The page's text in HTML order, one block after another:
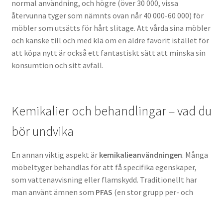
normal användning, och högre (över 30 000, vissa
återvunna tyger som nämnts ovan når 40 000-60 000) för
möbler som utsätts för hårt slitage. Att vårda sina möbler
och kanske till och med klä om en äldre favorit istället för
att köpa nytt är också ett fantastiskt sätt att minska sin
konsumtion och sitt avfall.
Kemikalier och behandlingar – vad du
bör undvika
En annan viktig aspekt är kemikalieanvändningen. Många
möbeltyger behandlas för att få specifika egenskaper,
som vattenavvisning eller flamskydd. Traditionellt har
man använt ämnen som PFAS (en stor grupp per- och